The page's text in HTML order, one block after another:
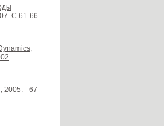
С.61-66.
2005. - 67